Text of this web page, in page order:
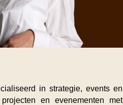
in strategie, events en
en evenementen met